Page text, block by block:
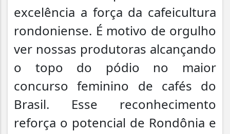
excelência a força da cafeicultura
rondoniense. É motivo de orgulho
ver nossas produtoras alcançando
o topo do pódio no maior
concurso feminino de cafés do
Brasil. Esse reconhecimento
reforça o potencial de Rondônia e